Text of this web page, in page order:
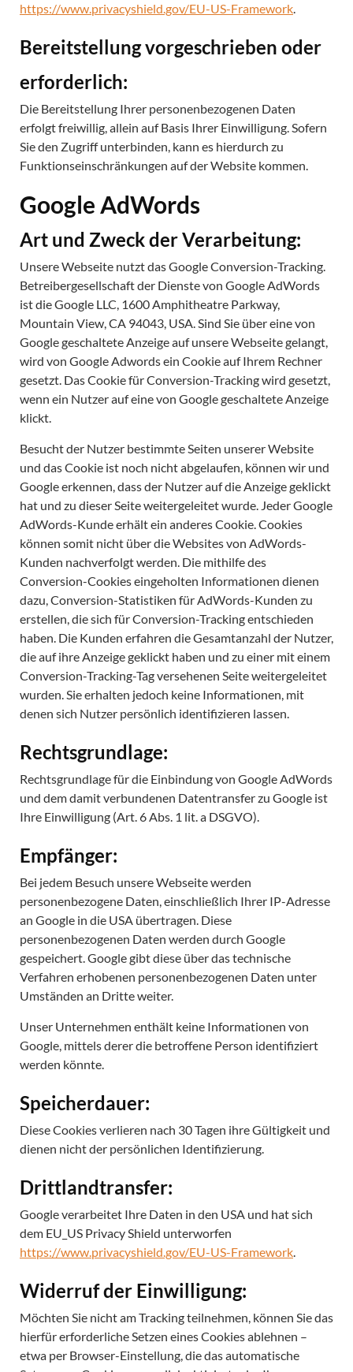
https://www.privacyshield.gov/EU-US-Framework.
Bereitstellung vorgeschrieben oder
erforderlich:
Die Bereitstellung Ihrer personenbezogenen Daten
erfolgt freiwillig, allein auf Basis Ihrer Einwilligung. Sofern
Sie den Zugriff unterbinden, kann es hierdurch zu
Funktionseinschränkungen auf der Website kommen.
Google AdWords
Art und Zweck der Verarbeitung:
Unsere Webseite nutzt das Google Conversion-Tracking.
Betreibergesellschaft der Dienste von Google AdWords
ist die Google LLC, 1600 Amphitheatre Parkway,
Mountain View, CA 94043, USA. Sind Sie über eine von
Google geschaltete Anzeige auf unsere Webseite gelangt,
wird von Google Adwords ein Cookie auf Ihrem Rechner
gesetzt. Das Cookie für Conversion-Tracking wird gesetzt,
wenn ein Nutzer auf eine von Google geschaltete Anzeige
klickt.
Besucht der Nutzer bestimmte Seiten unserer Website
und das Cookie ist noch nicht abgelaufen, können wir und
Google erkennen, dass der Nutzer auf die Anzeige geklickt
hat und zu dieser Seite weitergeleitet wurde. Jeder Google
AdWords-Kunde erhält ein anderes Cookie. Cookies
können somit nicht über die Websites von AdWords-
Kunden nachverfolgt werden. Die mithilfe des
Conversion-Cookies eingeholten Informationen dienen
dazu, Conversion-Statistiken für AdWords-Kunden zu
erstellen, die sich für Conversion-Tracking entschieden
haben. Die Kunden erfahren die Gesamtanzahl der Nutzer,
die auf ihre Anzeige geklickt haben und zu einer mit einem
Conversion-Tracking-Tag versehenen Seite weitergeleitet
wurden. Sie erhalten jedoch keine Informationen, mit
denen sich Nutzer persönlich identifizieren lassen.
Rechtsgrundlage:
Rechtsgrundlage für die Einbindung von Google AdWords
und dem damit verbundenen Datentransfer zu Google ist
Ihre Einwilligung (Art. 6 Abs. 1 lit. a DSGVO).
Empfänger:
Bei jedem Besuch unsere Webseite werden
personenbezogene Daten, einschließlich Ihrer IP-Adresse
an Google in die USA übertragen. Diese
personenbezogenen Daten werden durch Google
gespeichert. Google gibt diese über das technische
Verfahren erhobenen personenbezogenen Daten unter
Umständen an Dritte weiter.
Unser Unternehmen enthält keine Informationen von
Google, mittels derer die betroffene Person identifiziert
werden könnte.
Speicherdauer:
Diese Cookies verlieren nach 30 Tagen ihre Gültigkeit und
dienen nicht der persönlichen Identifizierung.
Drittlandtransfer:
Google verarbeitet Ihre Daten in den USA und hat sich
dem EU_US Privacy Shield unterworfen
https://www.privacyshield.gov/EU-US-Framework.
Widerruf der Einwilligung:
Möchten Sie nicht am Tracking teilnehmen, können Sie das
hierfür erforderliche Setzen eines Cookies ablehnen –
etwa per Browser-Einstellung, die das automatische